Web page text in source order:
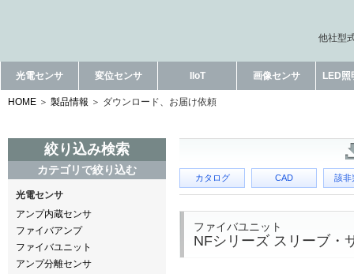
他社型
光電センサ 変位センサ IIoT 画像センサ LED照
HOME 製品情報 ダウンロード、お届け依頼
絞り込み検索
カテゴリで絞り込む
光電センサ
アンプ内蔵センサ
ファイバアンプ
ファイバユニット
アンプ分離センサ
カタログ CAD 該非
ファイバユニット
NFシリーズ スリーブ・